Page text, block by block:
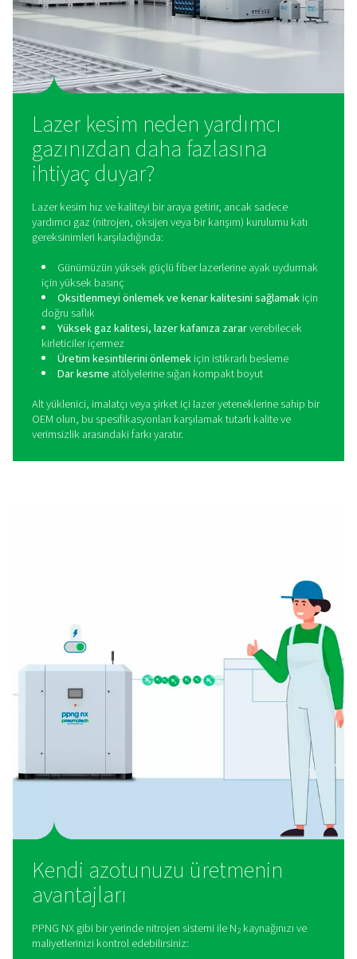
Lazer kesim için özel
tasarlanmış çözümler
Lazer kesim, yardımcı gaz sistemlerine özel talepler
genel çözümler genellikle yetersiz kalır. Bu nedenle
üretim, karıştırma ve filtrelemenin birlikte çalışacak
tasarlandığı özel bir lazer kesim ürün yelpazesi
basınçlı azot üretmekten, optimum gaz karışımını
ve lazer kafasına kirletici içermeyen bir dağıtım
PPNG NX, PPNG MX ve PPNG LX, zorlu lazer kesim
tutarlı kesim kalitesi, yüksek çalışma süresi ve
performans sağlamak için tasarlanmış tam entegre bir
gaz çözümü oluşturur.
Lazer kesim neden yardımcı
gazınızdan daha fazlasına